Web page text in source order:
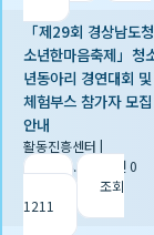
「제29회 경상남도청
소년한마음축제」청
년동아리 경연대회 및
체험부스 참가자 모집
안내
활동진흥센터 |
2026.04.09
추천 0
조회
1211